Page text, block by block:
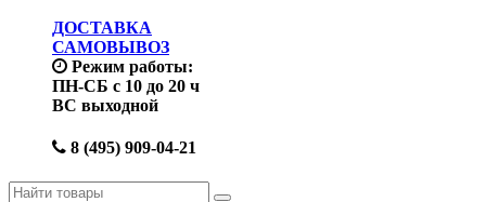
ДОСТАВКА
САМОВЫВОЗ
Режим работы:
ПН-СБ с 10 до 20 ч
ВС выходной
8 (495) 909-04-21